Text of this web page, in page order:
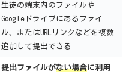
生徒の端末内のファイルや
Googleドライブにあるファイ
ル、またはURLリンクなどを複数
追加して提出できる
提出ファイルがない場合に利用